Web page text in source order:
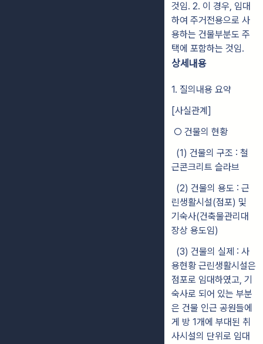
것임. 2. 이 경우, 임대
하여 주거전용으로 사
용하는 건물부분도 주
택에 포함하는 것임.
상세내용
1. 질의내용 요약
[사실관계]
○ 건물의 현황
(1) 건물의 구조 : 철
근콘크리트 슬라브
(2) 건물의 용도 : 근
린생활시설(점포) 및
기숙사(건축물관리대
장상 용도임)
(3) 건물의 실제 : 사
용현황 근린생활시설은
점포로 임대하였고, 기
숙사로 되어 있는 부분
은 건물 인근 공원들에
게 방 1개에 부대된 취
사시설의 단위로 임대